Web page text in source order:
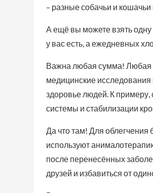
– разные собачьи и
А ещё вы можете взять одну
у вас есть, а ежедневных
Важна любая сумма! Любая
медицинские
здоровье людей. К примеру,
системы и стабилизации
Да что там! Для
используют
после перенесённых
друзей и избавиться от